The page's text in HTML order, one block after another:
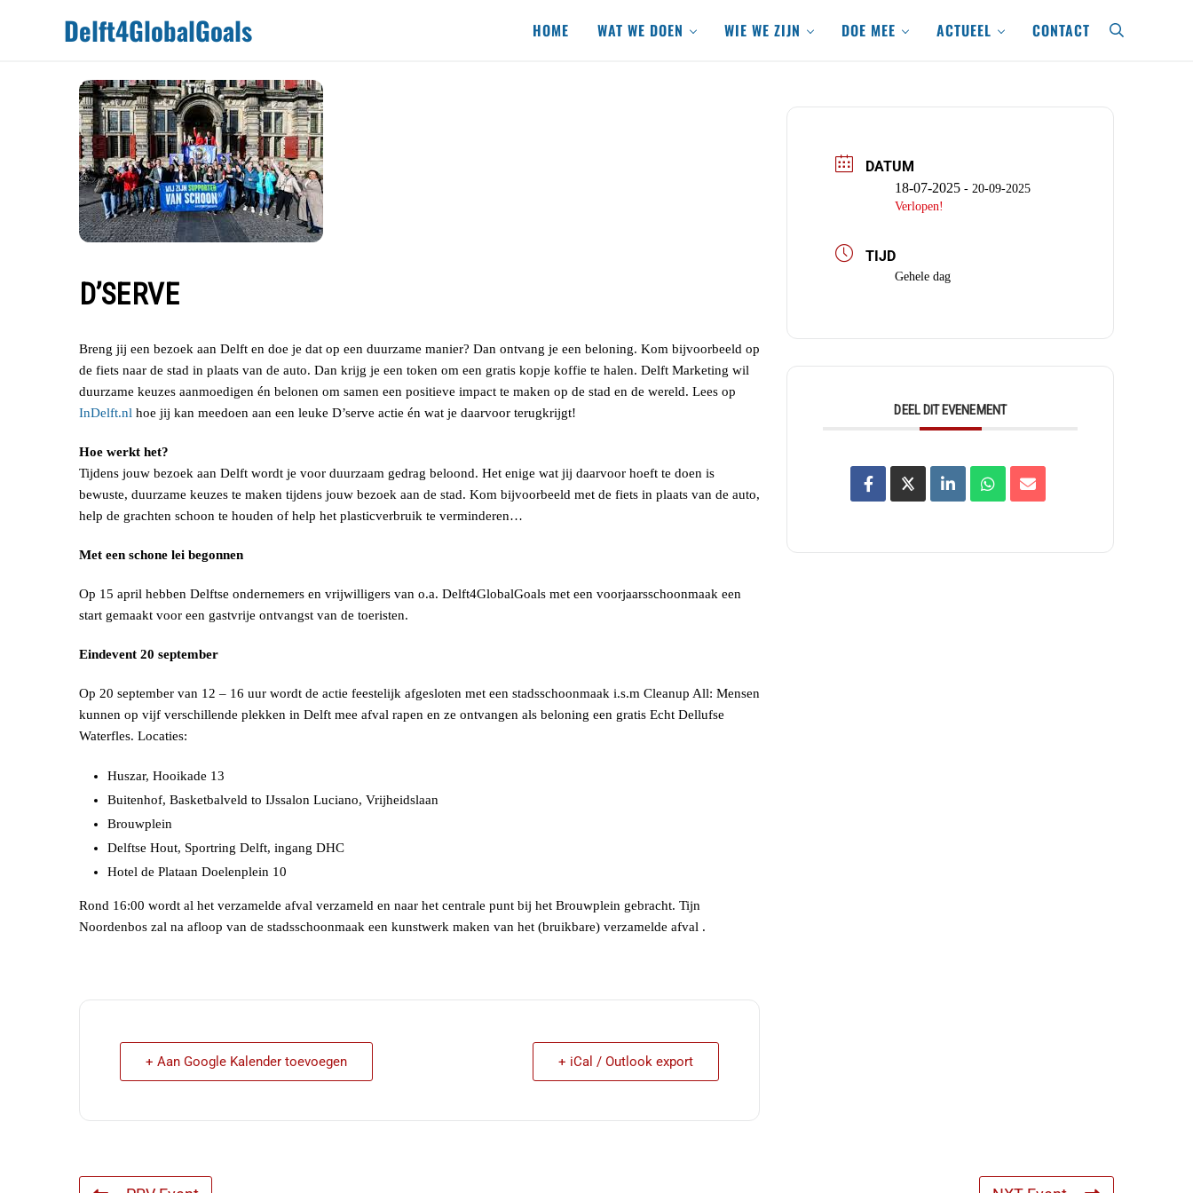
Delft4GlobalGoals HOME WAT WE DOEN WIE WE ZIJN DOE MEE ACTUEEL CONTACT search
D’SERVE
Breng jij een bezoek aan Delft en doe je dat op een duurzame manier? Dan ontvang je een beloning. Kom bijvoorbeeld op
de fiets naar de stad in plaats van de auto. Dan krijg je een token om een gratis kopje koffie te halen. Delft Marketing wil
duurzame keuzes aanmoedigen én belonen om samen een positieve impact te maken op de stad en de wereld. Lees op
InDelft.nl hoe jij kan meedoen aan een leuke D’serve actie én wat je daarvoor terugkrijgt!
Hoe werkt het?
Tijdens jouw bezoek aan Delft wordt je voor duurzaam gedrag beloond. Het enige wat jij daarvoor hoeft te doen is
bewuste, duurzame keuzes te maken tijdens jouw bezoek aan de stad. Kom bijvoorbeeld met de fiets in plaats van de auto,
help de grachten schoon te houden of help het plasticverbruik te verminderen…
Met een schone lei begonnen
Op 15 april hebben Delftse ondernemers en vrijwilligers van o.a. Delft4GlobalGoals met een voorjaarsschoonmaak een
start gemaakt voor een gastvrije ontvangst van de toeristen.
Eindevent 20 september
Op 20 september van 12 – 16 uur wordt de actie feestelijk afgesloten met een stadsschoonmaak i.s.m Cleanup All: Mensen
kunnen op vijf verschillende plekken in Delft mee afval rapen en ze ontvangen als beloning een gratis Echt Dellufse
Waterfles. Locaties:
Huszar, Hooikade 13
Buitenhof, Basketbalveld to IJssalon Luciano, Vrijheidslaan
Brouwplein
Delftse Hout, Sportring Delft, ingang DHC
Hotel de Plataan Doelenplein 10
Rond 16:00 wordt al het verzamelde afval verzameld en naar het centrale punt bij het Brouwplein gebracht. Tijn
Noordenbos zal na afloop van de stadsschoonmaak een kunstwerk maken van het (bruikbare) verzamelde afval .
+ Aan Google Kalender toevoegen + iCal / Outlook export
DATUM
18-07-2025- 20-09-2025
Verlopen!
TIJD
Gehele dag
DEEL DIT EVENEMENT